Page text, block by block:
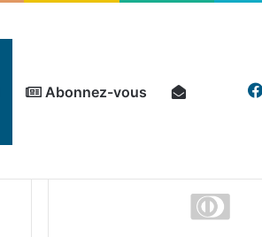
Abonnez-vous